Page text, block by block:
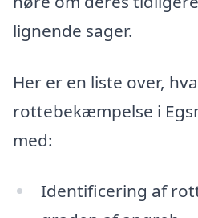
lignende sager.
Her er en liste over,
rottebekæmpelse i
med:
Identificering af